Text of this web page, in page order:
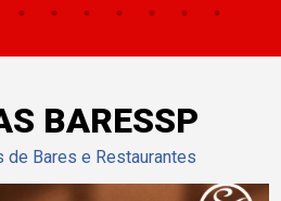
BARESSP
de Bares e Restaurantes